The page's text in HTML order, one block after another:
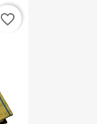
favorite_border